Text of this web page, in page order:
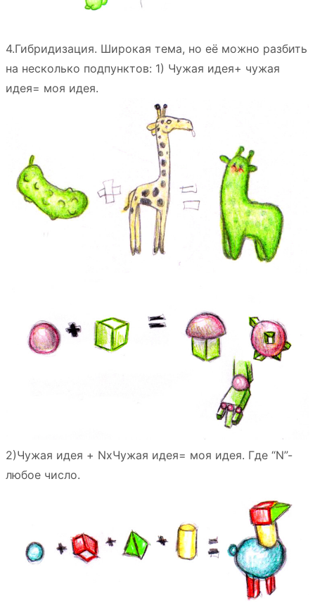
4.Гибридизация. Широкая тема, но её можно разбить
на несколько подпунктов: 1) Чужая идея+ чужая
идея= моя идея.
2)Чужая идея + NхЧужая идея= моя идея. Где “N”-
любое число.